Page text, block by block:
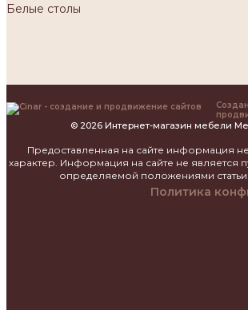
Белые столы
© 2026 Интернет-магазин мебели
Предоставленная на сайте информация
характер. Информация на сайте не является
определяемой положениями
Политика